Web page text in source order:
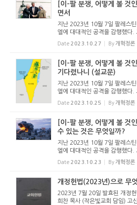
[이-팔 분쟁, 어떻게 볼 것
면서
지난 2023년 10월 7일 팔레스
엘에 대대적인 공격을 감행했다.
수십명을 인질로 잡아갔다. 러시
세계가 전쟁통을 겪고 있는데,
Date 2023.10.27 By 개혁정론
[이-팔 분쟁, 어떻게 볼 것
기다렸나니 (설교문)
지난 2023년 10월 7일 팔레스
엘에 대대적인 공격을 감행했다.
수십명을 인질로 잡아갔다. 러시
세계가 전쟁통을 겪고 있는데,
Date 2023.10.25 By 개혁정론
[이-팔 분쟁, 어떻게 볼 것
수 있는 것은 무엇일까?
지난 2023년 10월 7일 팔레스
엘에 대대적인 공격을 감행했다.
수십명을 인질로 잡아갔다. 러시
세계가 전쟁통을 겪고 있는데,
Date 2023.10.23 By 개혁정론
개정헌법(2023년)으로 무
2023년 7월 20일 발효된 개정
희찬 목사 (작은빛교회 담임) 고